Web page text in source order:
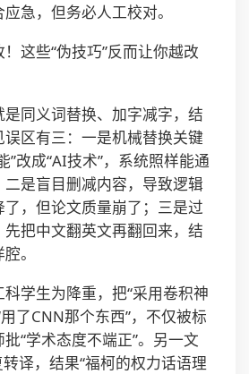
急，但务必人工校对。
这些“伪技巧”反而让你越改
同义词替换、加字减字，结
区有三：一是机械替换关键
”改成“AI技术”，系统照样能通
是盲目删减内容，导致逻辑
，但论文质量崩了；三是过
把中文翻英文再翻回来，结
。
学生为降重，把“采用卷积神
了CNN那个东西”，不仅被标
“学术态度不端正”。另一文
译，结果“福柯的权力话语理